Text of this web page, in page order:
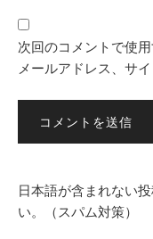
次回のコメントで使
メールアドレス、サイ
日本語が含まれない
い。（スパム対策）